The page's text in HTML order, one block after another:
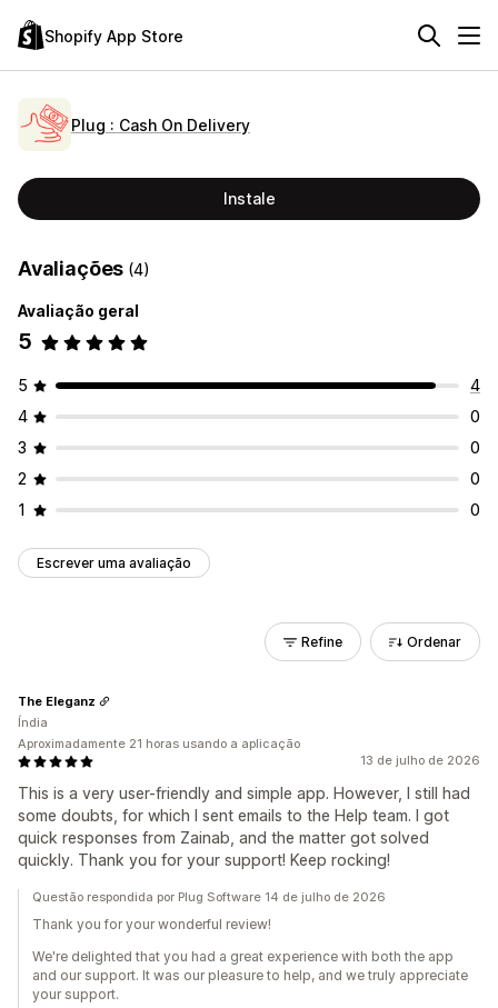
Shopify App Store
Plug : Cash On Delivery
Instale
Avaliações (4)
Avaliação geral
5
5
4
4
0
3
0
2
0
1
0
Escrever uma avaliação
Refine Ordenar
13 de julho de 2026
This is a very user-friendly and simple app. However, I still had
some doubts, for which I sent emails to the Help team. I got
quick responses from Zainab, and the matter got solved
quickly. Thank you for your support! Keep rocking!
The Eleganz
Índia
Aproximadamente 21 horas usando a aplicação
Questão respondida por Plug Software 14 de julho de 2026
Thank you for your wonderful review!
We're delighted that you had a great experience with both the app
and our support. It was our pleasure to help, and we truly appreciate
your support.